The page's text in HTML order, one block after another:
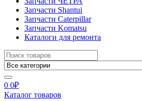
Запчасти Shantui
Запчасти Caterpillar
Запчасти Komatsu
Каталоги для ремонта
Search
for:
0 0₽
Каталог товаров